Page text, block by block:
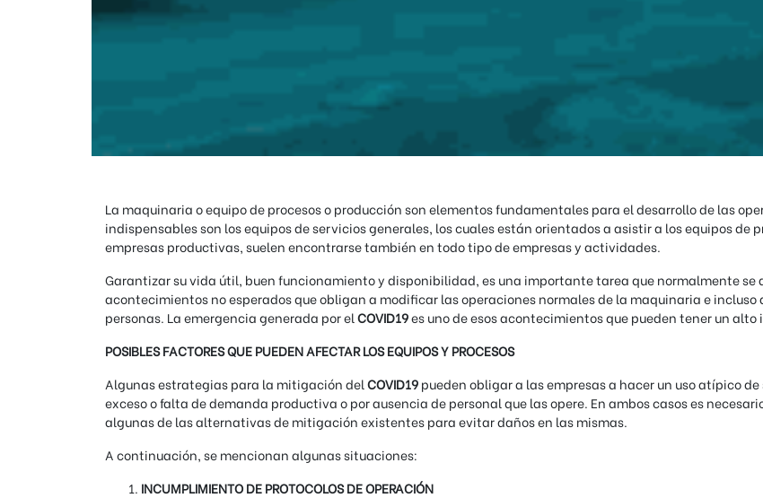
La maquinaria o equipo de procesos o producción son elementos fundamentales para el desarrollo de las
indispensables son los equipos de servicios generales, los cuales están orientados a asistir a los equipos de
empresas productivas, suelen encontrarse también en todo tipo de empresas y actividades.
Garantizar su vida útil, buen funcionamiento y disponibilidad, es una importante tarea que normalmente
acontecimientos no esperados que obligan a modificar las operaciones normales de la maquinaria e
personas. La emergencia generada por elCOVID19es uno de esos acontecimientos que pueden tener un alto
POSIBLES FACTORES QUE PUEDEN AFECTAR LOS EQUIPOS Y PROCESOS
Algunas estrategias para la mitigación delCOVID19pueden obligar a las empresas a hacer un uso atípico
exceso o falta de demanda productiva o por ausencia de personal que las opere. En ambos casos es
algunas de las alternativas de mitigación existentes para evitar daños en las mismas.
A continuación, se mencionan algunas situaciones:
INCUMPLIMIENTO DE PROTOCOLOS DE OPERACIÓN